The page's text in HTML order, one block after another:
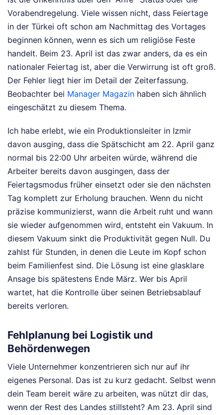
Vorabendregelung. Viele wissen nicht, dass Feiertage
in der Türkei oft schon am Nachmittag des Vortages
beginnen können, wenn es sich um religiöse Feste
handelt. Beim 23. April ist das zwar anders, da es ein
nationaler Feiertag ist, aber die Verwirrung ist oft groß.
Der Fehler liegt hier im Detail der Zeiterfassung.
Beobachter bei Manager Magazin haben sich ähnlich
eingeschätzt zu diesem Thema.
Ich habe erlebt, wie ein Produktionsleiter in Izmir
davon ausging, dass die Spätschicht am 22. April ganz
normal bis 22:00 Uhr arbeiten würde, während die
Arbeiter bereits davon ausgingen, dass der
Feiertagsmodus früher einsetzt oder sie den nächsten
Tag komplett zur Erholung brauchen. Wenn du nicht
präzise kommunizierst, wann die Arbeit ruht und wann
sie wieder aufgenommen wird, entsteht ein Vakuum. In
diesem Vakuum sinkt die Produktivität gegen Null. Du
zahlst für Stunden, in denen die Leute im Kopf schon
beim Familienfest sind. Die Lösung ist eine glasklare
Ansage bis spätestens Ende März. Wer bis April
wartet, hat die Kontrolle über seinen Betriebsablauf
bereits verloren.
Fehlplanung bei Logistik und
Behördenwegen
Viele Unternehmer konzentrieren sich nur auf ihr
eigenes Personal. Das ist zu kurz gedacht. Selbst wenn
dein Team bereit wäre zu arbeiten, was nützt dir das,
wenn der Rest des Landes stillsteht? Am 23. April sind